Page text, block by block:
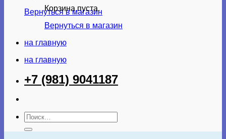
Вернуться в магазин
Корзина пуста.
Вернуться в магазин
на главную
на главную
+7 (981) 9041187
Искать: